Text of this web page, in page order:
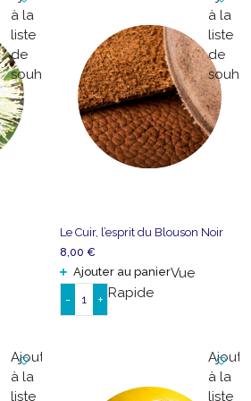
Charnue
à la
liste
de
souhaits
à la
liste
de
Le Cuir, l’esprit du Blouson Noir
8,00 €
Ajouter au panierVue
Rapide
-
quantité
+
Ajouter
à la
liste
à la
liste